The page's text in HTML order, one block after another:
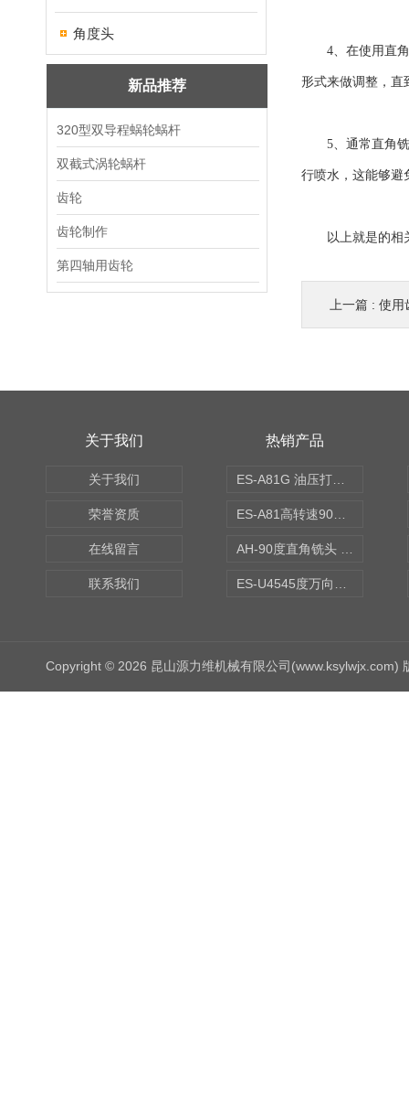
角度头
新品推荐
320型双导程蜗轮蜗杆
双截式涡轮蜗杆
齿轮
齿轮制作
第四轴用齿轮
4、在使用直角
形式来做调整，直
5、通常直角铣
行喷水，这能够避
以上就是的相关
上一篇 : 使用
关于我们
关于我们
荣誉资质
在线留言
联系我们
热销产品
Copyright © 2026 昆山源力维机械有限公司(www.ksylwjx.com)